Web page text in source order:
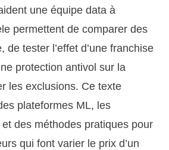
une équipe data à
permettent de comparer des
de tester l’effet d’une franchise
protection antivol sur la
les exclusions. Ce texte
plateformes ML, les
des méthodes pratiques pour
qui font varier le prix d’un